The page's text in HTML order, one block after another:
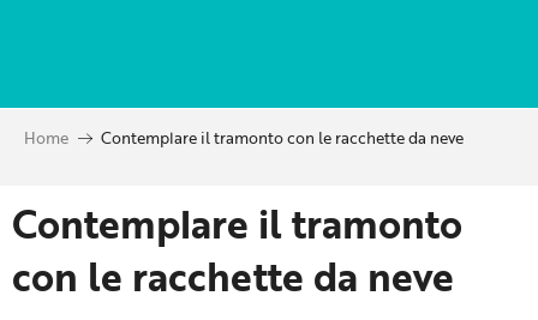
principal
Home Contemplare il tramonto con le racchette da neve
Contemplare il tramonto
con le racchette da neve